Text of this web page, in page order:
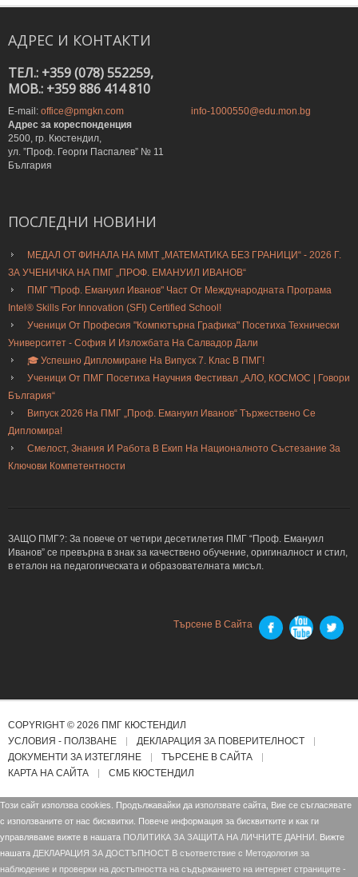
АДРЕС И КОНТАКТИ
ТЕЛ.: +359 (078) 552259,
MOB.: +359 886 414 810
E-mail: office@pmgkn.com
info-1000550@edu.mon.bg
Адрес за кореспонденция
2500, гр. Кюстендил,
ул. ”Проф. Георги Паспалев” № 11
България
ПОСЛЕДНИ НОВИНИ
МЕДАЛ ОТ ФИНАЛА НА ММТ „МАТЕМАТИКА БЕЗ ГРАНИЦИ“ - 2026 Г.
ЗА УЧЕНИЧКА НА ПМГ „ПРОФ. ЕМАНУИЛ ИВАНОВ“
ПМГ "Проф. Емануил Иванов" Част От Международната Програма
Intel® Skills For Innovation (SFI) Certified School!
Ученици От Професия "Компютърна Графика" Посетиха Технически
Университет - София И Изложбата На Салвадор Дали
🎓 Успешно Дипломиране На Випуск 7. Клас В ПМГ!
Ученици От ПМГ Посетиха Научния Фестивал „АЛО, КОСМОС | Говори
България“
Випуск 2026 На ПМГ „Проф. Емануил Иванов“ Тържествено Се
Дипломира!
Смелост, Знания И Работа В Екип На Националното Състезание За
Ключови Компетентности
ЗАЩО ПМГ?: За повече от четири десетилетия ПМГ “Проф. Емануил
Иванов” се превърна в знак за качествено обучение, оригиналност и стил,
в еталон на педагогическата и образователната мисъл.
Търсене В Сайта
COPYRIGHT © 2026 ПМГ КЮСТЕНДИЛ
УСЛОВИЯ - ПОЛЗВАНЕ
ДЕКЛАРАЦИЯ ЗА ПОВЕРИТЕЛНОСТ
ДОКУМЕНТИ ЗА ИЗТЕГЛЯНЕ
ТЪРСЕНЕ В САЙТА
КАРТА НА САЙТА
СМБ КЮСТЕНДИЛ
Този сайт използва cookies. Продължавайки да използвате сайта, Вие се съгласявате
с използваните от нас бисквитки. Повече информация за бисквитките и как ги
управляваме вижте в нашата ПОЛИТИКА ЗА ЗАЩИТА НА ЛИЧНИТЕ ДАННИ.
Вижте
нашата ДЕКЛАРАЦИЯ ЗА ДОСТЪПНОСТ В съответствие с Mетодология за
наблюдение и проверки на достъпността на съдържанието на интернет страниците -